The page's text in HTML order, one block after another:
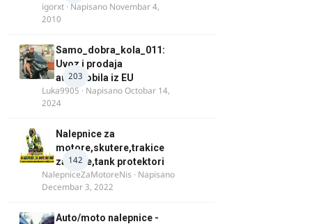
igorxt · Napisano Novembar 4,
2010
203
Samo_dobra_kola_011:
Uvoz i prodaja
automobila iz EU
Luka9905 · NapisanoOctobar 14,
2024
142
Nalepnice za
motore,skutere,trakice
za felne,tank protektori
NalepniceZaMotoreNis · Napisano
Decembar 3, 2022
Auto/moto nalepnice -